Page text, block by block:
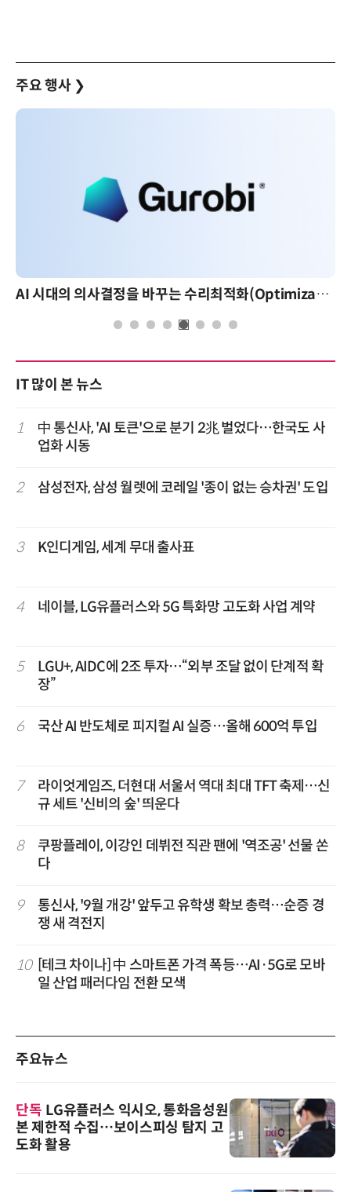
주요 행사 ❯
AI 핀옵스 실전 세미나: 폭증하는 AI 토큰 비용 관리 전략
IT 많이 본 뉴스
1
中 통신사, 'AI 토큰'으로 분기 2兆 벌었다…한국도 사
업화 시동
2 삼성전자, 삼성 월렛에 코레일 '종이 없는 승차권' 도입
3 K인디게임, 세계 무대 출사표
4 네이블, LG유플러스와 5G 특화망 고도화 사업 계약
5
LGU+, AIDC에 2조 투자…“외부 조달 없이 단계적 확
장”
6 국산 AI 반도체로 피지컬 AI 실증…올해 600억 투입
7
라이엇게임즈, 더현대 서울서 역대 최대 TFT 축제…신
규 세트 '신비의 숲' 띄운다
8
쿠팡플레이, 이강인 데뷔전 직관 팬에 '역조공' 선물 쏜
다
9
통신사, '9월 개강' 앞두고 유학생 확보 총력…순증 경
쟁 새 격전지
10 [테크 차이나] 中 스마트폰 가격 폭등…AI·5G로 모바
일 산업 패러다임 전환 모색
주요뉴스
단독 LG유플러스 익시오, 통화음성원
본 제한적 수집…보이스피싱 탐지 고
도화 활용